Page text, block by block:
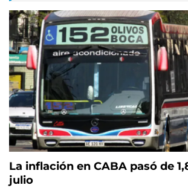
La inflación en CABA pasó de
julio